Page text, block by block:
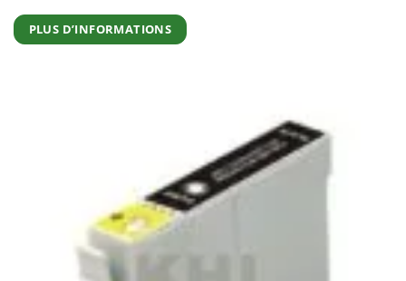
PLUS D’INFORMATIONS